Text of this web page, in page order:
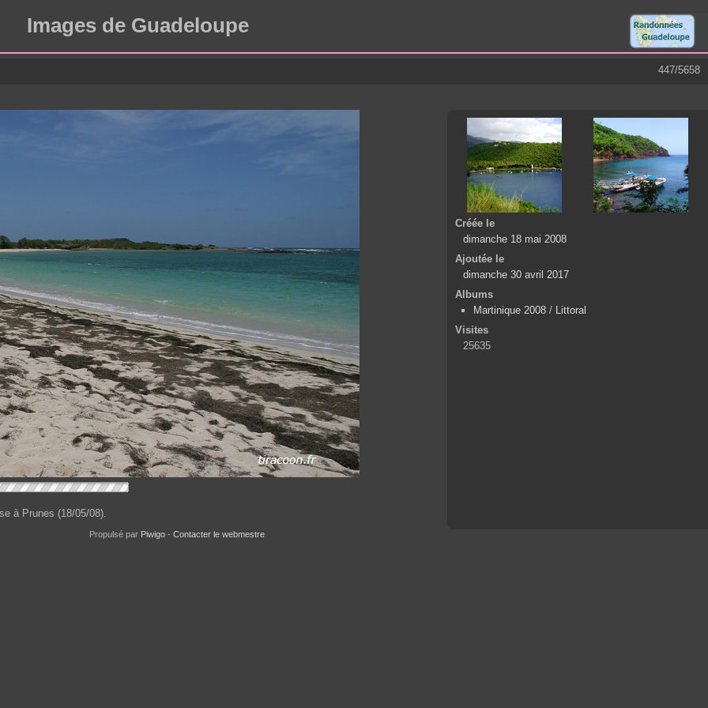
Images de Guadeloupe
447/5658
à Prunes (18/05/08).
Créée le
dimanche 18 mai 2008
Ajoutée le
dimanche 30 avril 2017
Albums
Martinique 2008 / Littoral
Visites
25635
Propulsé par Piwigo - Contacter le webmestre